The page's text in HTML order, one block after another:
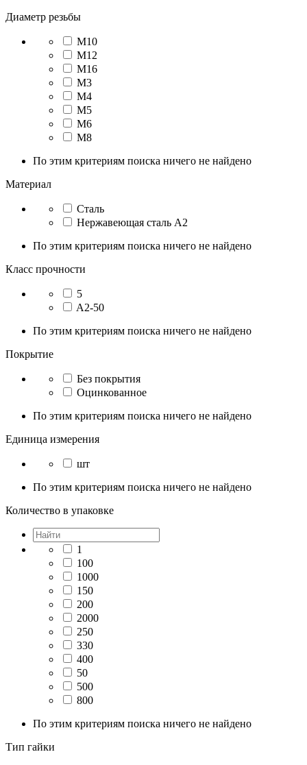
Диаметр резьбы
М10
М12
М16
М3
М4
М5
М6
М8
По этим критериям поиска ничего не найдено
Материал
Сталь
Нержавеющая сталь A2
По этим критериям поиска ничего не найдено
Класс прочности
5
A2-50
По этим критериям поиска ничего не найдено
Покрытие
Без покрытия
Оцинкованное
По этим критериям поиска ничего не найдено
Единица измерения
шт
По этим критериям поиска ничего не найдено
Количество в упаковке
1
100
1000
150
200
2000
250
330
400
50
500
800
По этим критериям поиска ничего не найдено
Тип гайки